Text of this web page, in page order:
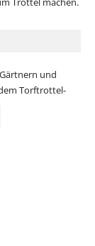
und
Torftrottel-